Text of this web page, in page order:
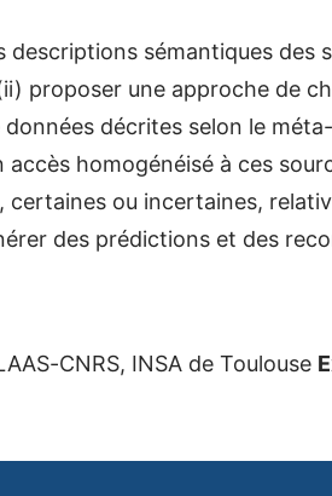
descriptions sémantiques des
proposer une approche de
décrites selon le
homogénéisé à ces
certaines ou incertaines,
des prédictions et des
CNRS, INSA de Toulouse